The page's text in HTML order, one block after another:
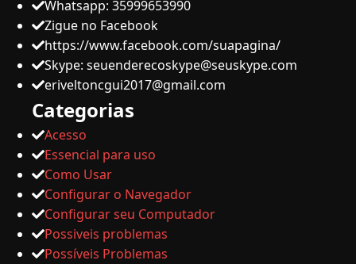
Whatsapp: 35999653990
Zigue no Facebook
https://www.facebook.com/suapagina/
Skype: seuenderecoskype@seuskype.com
eriveltoncgui2017@gmail.com
Categorias
Acesso
Essencial para uso
Como Usar
Configurar o Navegador
Configurar seu Computador
Possiveis problemas
Possíveis Problemas